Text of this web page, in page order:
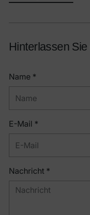
Hinterlassen
Name *
E-Mail *
Nachricht *